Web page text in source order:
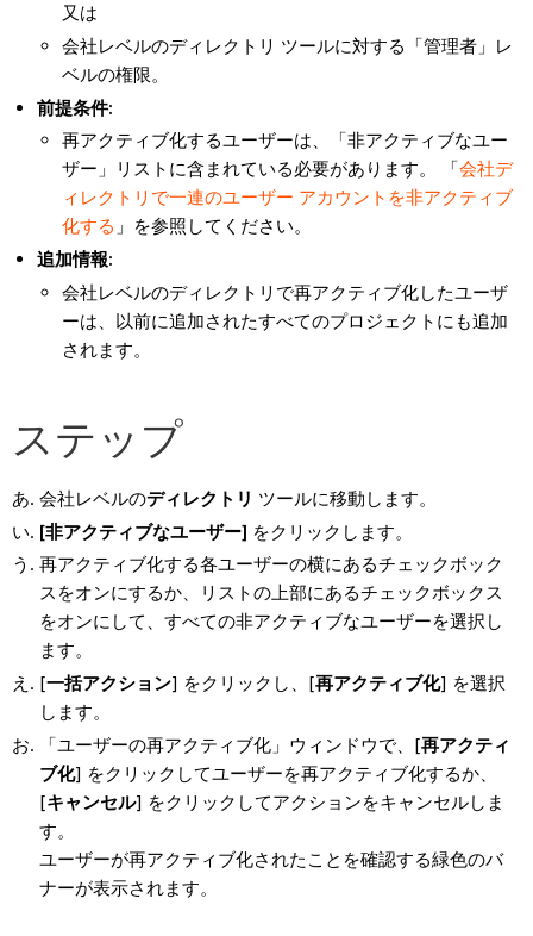
又は
会社レベルのディレクトリ ツールに対する「管理者」レ
ベルの権限。
前提条件:
再アクティブ化するユーザーは、「非アクティブなユー
ザー」リストに含まれている必要があります。 「会社デ
ィレクトリで一連のユーザー アカウントを非アクティブ
化する 」を参照してください。
追加情報:
会社レベルのディレクトリで再アクティブ化したユーザ
ーは、以前に追加されたすべてのプロジェクトにも追加
されます。
ステップ
会社レベルのディレクトリ ツールに移動します。
[非アクティブなユーザー] をクリックします。
再アクティブ化する各ユーザーの横にあるチェックボック
スをオンにするか、リストの上部にあるチェックボックス
をオンにして、すべての非アクティブなユーザーを選択し
ます。
[一括アクション] をクリックし、[再アクティブ化] を選択
します。
「ユーザーの再アクティブ化」ウィンドウで、[再アクティ
ブ化] をクリックしてユーザーを再アクティブ化するか、
[キャンセル] をクリックしてアクションをキャンセルしま
す。
ユーザーが再アクティブ化されたことを確認する緑色のバ
ナーが表示されます。